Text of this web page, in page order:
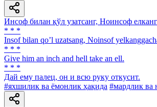
Инсоф билан қўл узатсанг, Ноинсоф
* * *
Insof bilan qoʼl uzatsang, Noinsof
* * *
Give him an inch and hell take an ell.
* * *
Дай ему палец, он и всю руку откусит.
#яхшилик ва ёмонлик ҳақида #мардлик ва